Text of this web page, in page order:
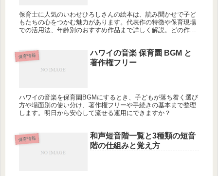
保育士に人気のいわせひろしさんの絵本は、読み聞かせで子ど
もたちの心をつかむ魅力があります。代表作の特徴や保育現場
での活用法、年齢別のおすすめ作品まで詳しく解説。どの作品
保育情報
ハワイの音楽 保育園 BGM と
著作権フリー
ハワイの音楽を保育園BGMにするとき、子どもが落ち着く選び
方や場面別の使い分け、著作権フリーや手続きの基本まで整理
します。明日から安心して流せる運用にできますか？
保育情報
和声短音階一覧と3種類の短音
階の仕組みと覚え方